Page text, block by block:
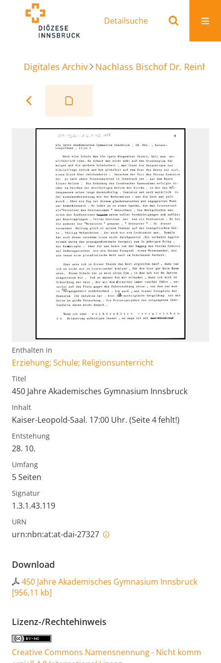
Detailsuche
Digitales Archiv Nachlass Bischof Dr.
Enthalten in
Erziehung; Schule; Religionsunterricht
Titel
450 Jahre Akademisches Gymnasium Innsbruck
Inhalt
Kaiser-Leopold-Saal. 17:00 Uhr. (Seite 4 fehlt!)
Entstehung
28. 10.
Umfang
5 Seiten
Signatur
1.3.1.43.119
URN
urn:nbn:at:at-dai-27327
Download
450 Jahre Akademisches Gymnasium Innsbruck
[956,11 kb]
Lizenz-/Rechtehinweis
Creative Commons Namensnennung - Nicht komm